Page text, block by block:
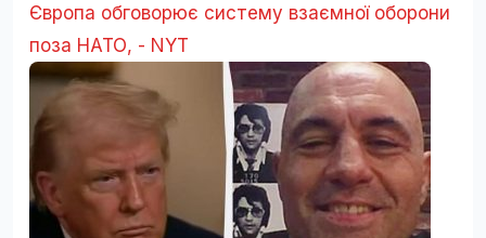
Європа обговорює систему взаємної оборони
поза НАТО, - NYT